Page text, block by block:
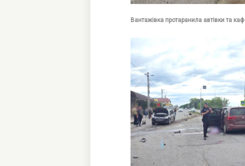
Вантажівка протаранила автівки та